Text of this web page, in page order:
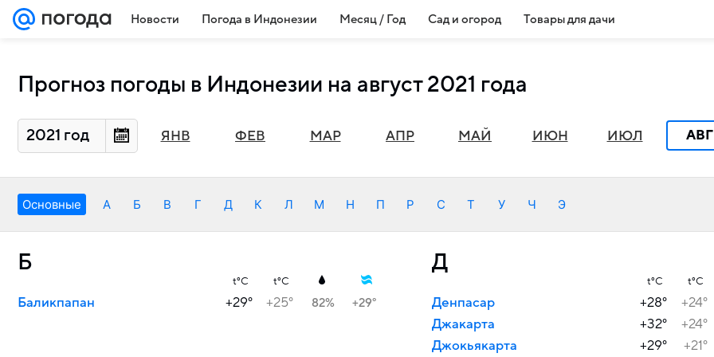
Новости Погода в Индонезии Месяц / Год Сад и огород Товары для дачи
Прогноз погоды в Индонезии на август 2021 года
2021 год ЯНВ ФЕВ МАР АПР МАЙ ИЮН ИЮЛ АВГ
Основные А Б В Г Д К Л М Н П Р С Т У Ч Э
Б
t°C t°C
Баликпапан +29° +25° 82% +29°
Д
t°C t°C
Денпасар +28°
+24°
Джакарта
+32°
+24°
Джокьякарта
+29° +21°